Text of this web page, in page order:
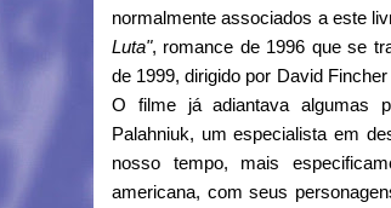
normalmente associados a este
Luta", romance de 1996 que se
de 1999, dirigido por David
O filme já adiantava algumas
Palahniuk, um especialista em
nosso tempo, mais
americana, com seus